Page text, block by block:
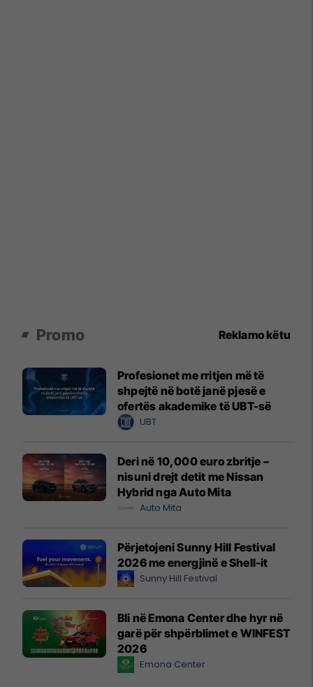
Promo Reklamo këtu
Profesionet me rritjen më të
shpejtë në botë janë pjesë e
ofertës akademike të UBT-së
UBT
Deri në 10,000 euro zbritje –
nisuni drejt detit me Nissan
Hybrid nga Auto Mita
Auto Mita
Përjetojeni Sunny Hill Festival
2026 me energjinë e Shell-it
Sunny Hill Festival
Bli në Emona Center dhe hyr në
garë për shpërblimet e WINFEST
2026
Emona Center